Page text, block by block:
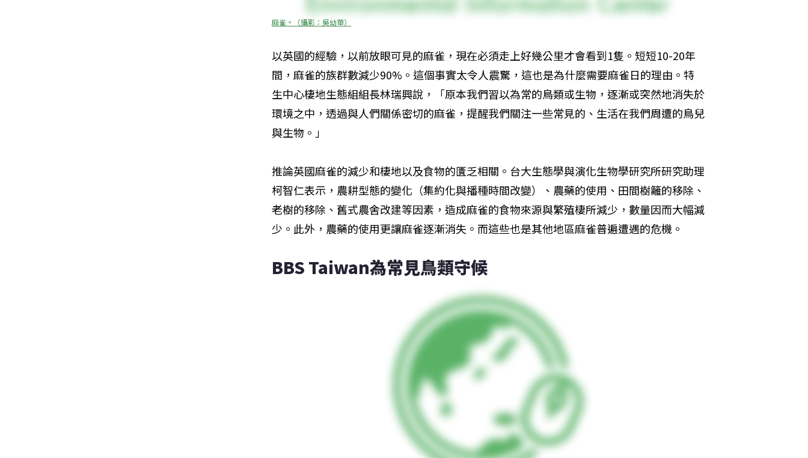
麻雀。（攝影：吳幼華）
以英國的經驗，以前放眼可見的麻雀，現在必須走上好幾公里才會看到1隻。短短10-20年
間，麻雀的族群數減少90%。這個事實太令人震驚，這也是為什麼需要麻雀日的理由。特
生中心棲地生態組組長林瑞興說，「原本我們習以為常的鳥類或生物，逐漸或突然地消失於
環境之中，透過與人們關係密切的麻雀，提醒我們關注一些常見的、生活在我們周遭的鳥兒
與生物。」
推論英國麻雀的減少和棲地以及食物的匱乏相關。台大生態學與演化生物學研究所研究助理
柯智仁表示，農耕型態的變化（集約化與播種時間改變）、農藥的使用、田間樹籬的移除、
老樹的移除、舊式農舍改建等因素，造成麻雀的食物來源與繁殖棲所減少，數量因而大幅減
少。此外，農藥的使用更讓麻雀逐漸消失。而這些也是其他地區麻雀普遍遭遇的危機。
BBS Taiwan為常見鳥類守候